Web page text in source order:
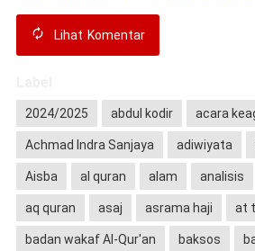
Lihat Komentar
2024/2025 abdul kodir acara
Achmad Indra Sanjaya adiwiyata
Aisba al quran alam analisis
aq quran asaj asrama haji at
badan wakaf Al-Qur'an baksos